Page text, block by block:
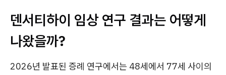
덴서티하이 임상 연구 결과는 어떻게
나왔을까?
2026년 발표된 증례 연구에서는 48세에서 77세 사이의